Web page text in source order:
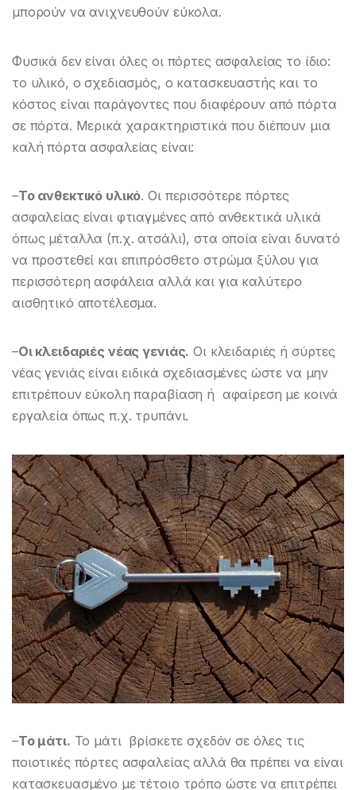
μπορούν να ανιχνευθούν εύκολα.
Φυσικά δεν είναι όλες οι πόρτες ασφαλείας το ίδιο:
το υλικό, o σχεδιασμός, o κατασκευαστής και το
κόστος είναι παράγοντες που διαφέρουν από πόρτα
σε πόρτα. Μερικά χαρακτηριστικά που διέπουν μια
καλή πόρτα ασφαλείας είναι:
–To ανθεκτικό υλικό. Οι περισσότερε πόρτες
ασφαλείας είναι φτιαγμένες από ανθεκτικά υλικά
όπως μέταλλα (π.χ. ατσάλι), στα οποία είναι δυνατό
να προστεθεί και επιπρόσθετο στρώμα ξύλου για
περισσότερη ασφάλεια αλλά και για καλύτερο
αισθητικό αποτέλεσμα.
–Οι κλειδαριές νέας γενιάς. Οι κλειδαριές ή σύρτες
νέας γενιάς είναι ειδικά σχεδιασμένες ώστε να μην
επιτρέπουν εύκολη παραβίαση ή αφαίρεση με κοινά
εργαλεία όπως π.χ. τρυπάνι.
–Το μάτι. Το μάτι βρίσκετε σχεδόν σε όλες τις
ποιοτικές πόρτες ασφαλείας αλλά θα πρέπει να είναι
κατασκευασμένο με τέτοιο τρόπο ώστε να επιτρέπει